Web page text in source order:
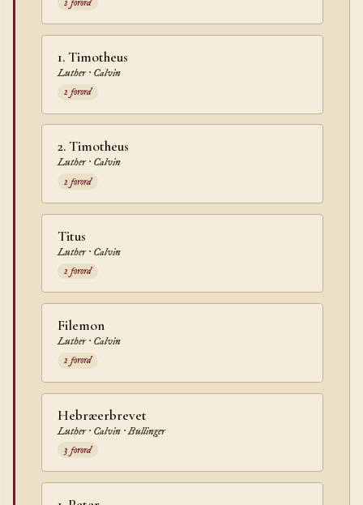
2 forord
1. Timotheus
Luther · Calvin
2 forord
2. Timotheus
Luther · Calvin
2 forord
Titus
Luther · Calvin
2 forord
Filemon
Luther · Calvin
2 forord
Hebræerbrevet
Luther · Calvin · Bullinger
3 forord